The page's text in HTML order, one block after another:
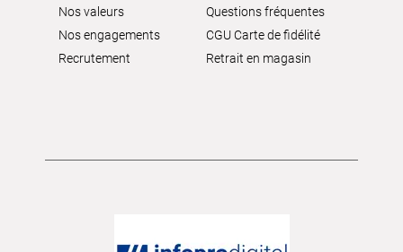
Nos valeurs
Nos engagements
Recrutement
Questions fréquentes
CGU Carte de fidélité
Retrait en magasin